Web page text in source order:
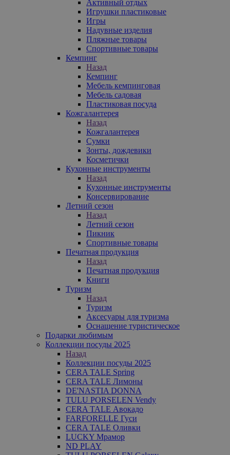
Активный отдых
Игрушки пластиковые
Игры
Надувные изделия
Пляжные товары
Спортивные товары
Кемпинг
Назад
Кемпинг
Мебель кемпинговая
Мебель садовая
Пластиковая посуда
Кожгалантерея
Назад
Кожгалантерея
Сумки
Зонты, дождевики
Косметички
Кухонные инструменты
Назад
Кухонные инструменты
Консервирование
Летний сезон
Назад
Летний сезон
Пикник
Спортивные товары
Печатная продукция
Назад
Печатная продукция
Книги
Туризм
Назад
Туризм
Аксесуары для туризма
Оснащение туристическое
Подарки любимым
Коллекции посуды 2025
Назад
Коллекции посуды 2025
CERA TALE Spring
CERA TALE Лимоны
DE'NASTIA DONNA
TULU PORSELEN Vendy
CERA TALE Авокадо
FARFORELLE Гуси
CERA TALE Оливки
LUCKY Мрамор
ND PLAY